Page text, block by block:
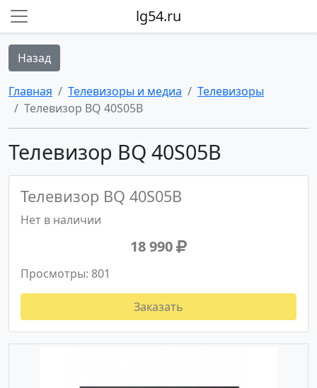
lg54.ru
Назад
Главная Телевизоры и медиа
Телевизоры
Телевизор BQ 40S05B
Телевизор BQ 40S05B
Телевизор BQ 40S05B
Нет в наличии
18 990
Просмотры: 801
Заказать